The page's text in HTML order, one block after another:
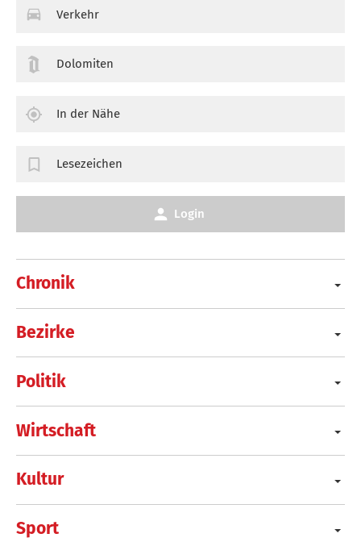
Chronik
Bezirke
Politik
Wirtschaft
Kultur
Sport
Verkehr
Dolomiten
In der Nähe
Lesezeichen
Login